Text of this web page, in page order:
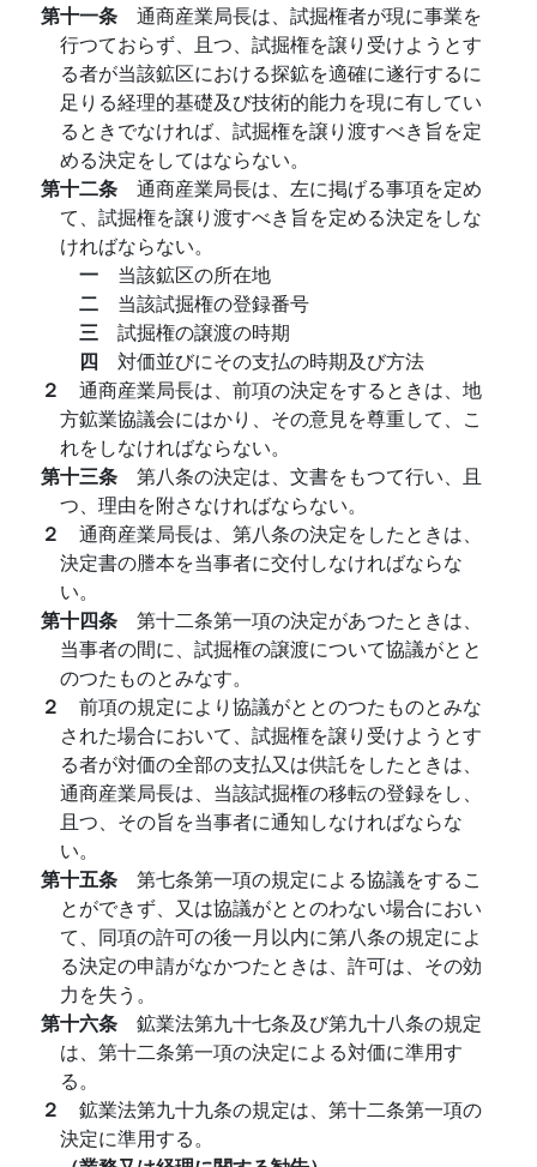
第十一条 通商産業局長は、試掘権者が現に事業を
行つておらず、且つ、試掘権を譲り受けようとす
る者が当該鉱区における探鉱を適確に遂行するに
足りる経理的基礎及び技術的能力を現に有してい
るときでなければ、試掘権を譲り渡すべき旨を定
める決定をしてはならない。
第十二条 通商産業局長は、左に掲げる事項を定め
て、試掘権を譲り渡すべき旨を定める決定をしな
ければならない。
一 当該鉱区の所在地
二 当該試掘権の登録番号
三 試掘権の譲渡の時期
四 対価並びにその支払の時期及び方法
２ 通商産業局長は、前項の決定をするときは、地
方鉱業協議会にはかり、その意見を尊重して、こ
れをしなければならない。
第十三条 第八条の決定は、文書をもつて行い、且
つ、理由を附さなければならない。
２ 通商産業局長は、第八条の決定をしたときは、
決定書の謄本を当事者に交付しなければならな
い。
第十四条 第十二条第一項の決定があつたときは、
当事者の間に、試掘権の譲渡について協議がとと
のつたものとみなす。
２ 前項の規定により協議がととのつたものとみな
された場合において、試掘権を譲り受けようとす
る者が対価の全部の支払又は供託をしたときは、
通商産業局長は、当該試掘権の移転の登録をし、
且つ、その旨を当事者に通知しなければならな
い。
第十五条 第七条第一項の規定による協議をするこ
とができず、又は協議がととのわない場合におい
て、同項の許可の後一月以内に第八条の規定によ
る決定の申請がなかつたときは、許可は、その効
力を失う。
第十六条 鉱業法第九十七条及び第九十八条の規定
は、第十二条第一項の決定による対価に準用す
る。
２ 鉱業法第九十九条の規定は、第十二条第一項の
決定に準用する。